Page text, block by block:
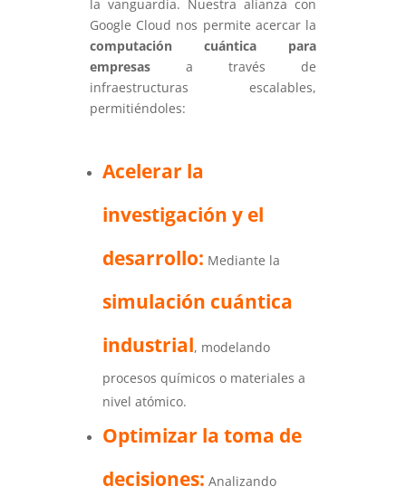
la vanguardia. Nuestra alianza con
Google Cloud nos permite acercar la
computación cuántica para
empresasa través de
infraestructuras escalables,
permitiéndoles:
Acelerar la
investigación y el
desarrollo: Mediante la
simulación cuántica
industrial, modelando
procesos químicos o materiales a
nivel atómico.
Optimizar la toma de
decisiones: Analizando